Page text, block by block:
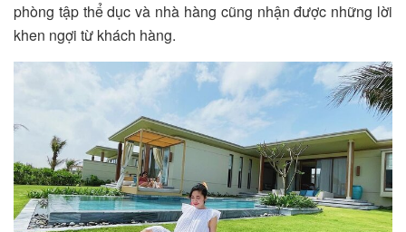
phòng tập thể dục và nhà hàng cũng nhận được những lời
khen ngợi từ khách hàng.